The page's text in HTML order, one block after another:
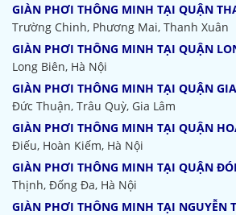
GIÀN PHƠI THÔNG MINH TẠI QUẬN
Trường Chinh, Phương Mai, Thanh Xuân
GIÀN PHƠI THÔNG MINH TẠI QUẬN
Long Biên, Hà Nội
GIÀN PHƠI THÔNG MINH TẠI QUẬN
Đức Thuận, Trâu Quỳ, Gia Lâm
GIÀN PHƠI THÔNG MINH TẠI QUẬN
Điếu, Hoàn Kiếm, Hà Nội
GIÀN PHƠI THÔNG MINH TẠI QUẬN
Thịnh, Đống Đa, Hà Nội
GIÀN PHƠI THÔNG MINH TẠI NGUYỄN